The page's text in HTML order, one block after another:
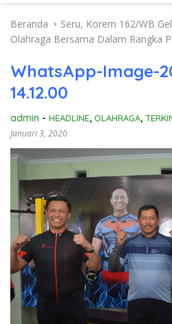
Beranda
Seru, Korem 162/WB
Olahraga Bersama Dalam Rangka
WhatsApp-Image-
14.12.00
admin - HEADLINE, OLAHRAGA,
Januari 3, 2020